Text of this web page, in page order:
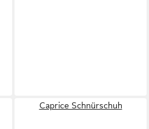
Caprice Schnürschuh